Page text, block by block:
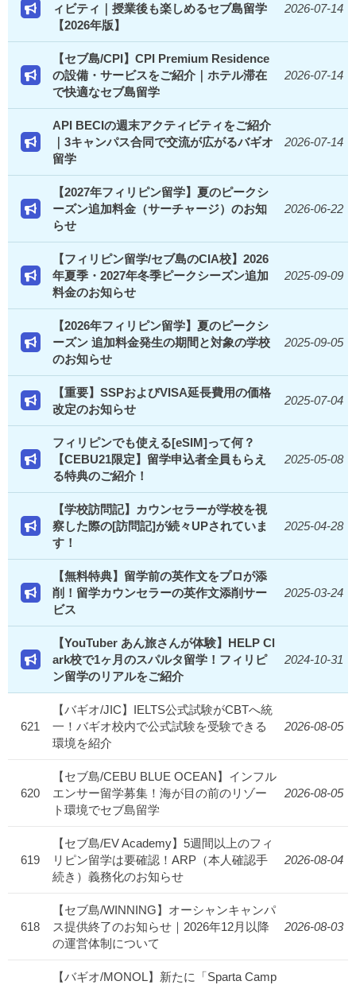
ィビティ｜授業後も楽しめるセブ島留学
【2026年版】
2026-07-14
【セブ島/CPI】CPI Premium Residence
の設備・サービスをご紹介｜ホテル滞在
で快適なセブ島留学
2026-07-14
API BECIの週末アクティビティをご紹介
｜3キャンパス合同で交流が広がるバギオ
留学
2026-07-14
【2027年フィリピン留学】夏のピークシ
ーズン追加料金（サーチャージ）のお知
らせ
2026-06-22
【フィリピン留学/セブ島のCIA校】2026
年夏季・2027年冬季ピークシーズン追加
料金のお知らせ
2025-09-09
【2026年フィリピン留学】夏のピークシ
ーズン 追加料金発生の期間と対象の学校
のお知らせ
2025-09-05
【重要】SSPおよびVISA延長費用の価格
改定のお知らせ
2025-07-04
フィリピンでも使える[eSIM]って何？
【CEBU21限定】留学申込者全員もらえ
る特典のご紹介！
2025-05-08
【学校訪問記】カウンセラーが学校を視
察した際の[訪問記]が続々UPされていま
す！
2025-04-28
【無料特典】留学前の英作文をプロが添
削！留学カウンセラーの英作文添削サー
ビス
2025-03-24
【YouTuber あん旅さんが体験】HELP Cl
ark校で1ヶ月のスパルタ留学！フィリピ
ン留学のリアルをご紹介
2024-10-31
621
【バギオ/JIC】IELTS公式試験がCBTへ統
一！バギオ校内で公式試験を受験できる
環境を紹介
2026-08-05
620
【セブ島/CEBU BLUE OCEAN】インフル
エンサー留学募集！海が目の前のリゾー
ト環境でセブ島留学
2026-08-05
619
【セブ島/EV Academy】5週間以上のフィ
リピン留学は要確認！ARP（本人確認手
続き）義務化のお知らせ
2026-08-04
618
【セブ島/WINNING】オーシャンキャンパ
ス提供終了のお知らせ｜2026年12月以降
の運営体制について
2026-08-03
【バギオ/MONOL】新たに「Sparta Camp